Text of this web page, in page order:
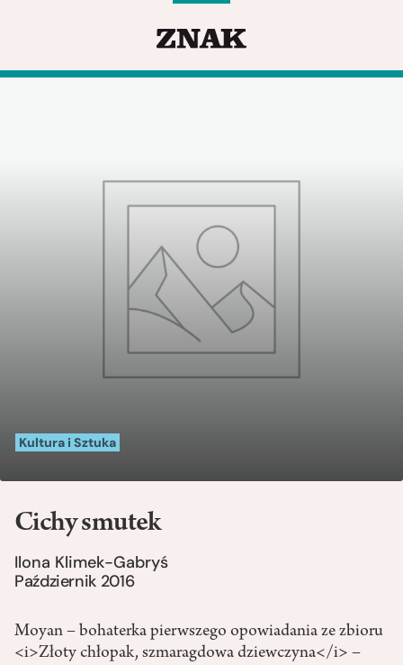
Kultura i Sztuka
Cichy smutek
Ilona Klimek-Gabryś
Październik 2016
Moyan – bohaterka pierwszego opowiadania ze zbioru
<i>Złoty chłopak, szmaragdowa dziewczyna</i> –